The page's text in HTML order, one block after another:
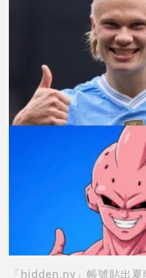
「hidden.ny」帳號貼出